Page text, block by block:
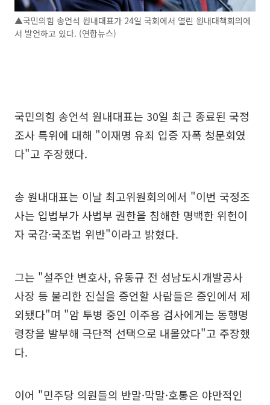
▲국민의힘 송언석 원내대표가 24일 국회에서 열린 원내대책회의에
서 발언하고 있다. (연합뉴스)
국민의힘 송언석 원내대표는 30일 최근 종료된 국정
조사 특위에 대해 "이재명 유죄 입증 자폭 청문회였
다"고 주장했다.
송 원내대표는 이날 최고위원회의에서 "이번 국정조
사는 입법부가 사법부 권한을 침해한 명백한 위헌이
자 국감·국조법 위반"이라고 밝혔다.
그는 "설주안 변호사, 유동규 전 성남도시개발공사
사장 등 불리한 진실을 증언할 사람들은 증인에서 제
외됐다"며 "암 투병 중인 이주용 검사에게는 동행명
령장을 발부해 극단적 선택으로 내몰았다"고 주장했
다.
이어 "민주당 의원들의 반말·막말·호통은 야만적인